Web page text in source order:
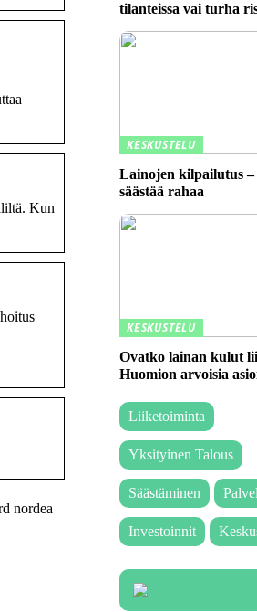
Kun
nordea
tilanteissa vai turha
KESKUSTELU
Lainojen kilpailutus –
säästää rahaa
KESKUSTELU
Ovatko lainan kulut
Huomion arvoisia
Liiketoiminta
Yksityinen Talous
Säästäminen
Investoinnit